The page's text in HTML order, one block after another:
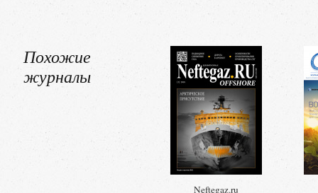
Похожие
журналы
Neftegaz.ru